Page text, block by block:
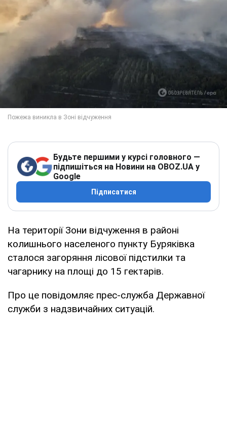
Будьте першими у курсі головного —
підпишіться на Новини на OBOZ.UA у
Google
Підписатися
На території Зони відчуження в районі
колишнього населеного пункту Буряківка
сталося загоряння лісової підстилки та
чагарнику на площі до 15 гектарів.
Про це повідомляє прес-служба Державної
служби з надзвичайних ситуацій.